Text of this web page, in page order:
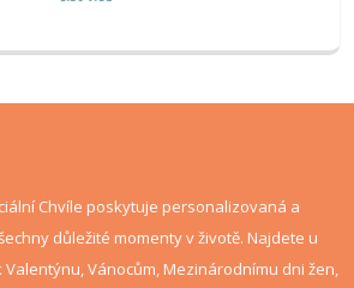
Chvíle poskytuje personalizovaná a
důležité momenty v životě. Najdete u
Vánocům, Mezinárodnímu dni žen,